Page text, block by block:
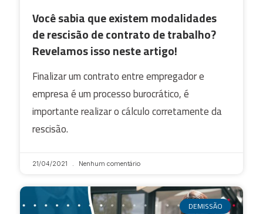
Você sabia que existem modalidades
de rescisão de contrato de trabalho?
Revelamos isso neste artigo!
Finalizar um contrato entre empregador e
empresa é um processo burocrático, é
importante realizar o cálculo corretamente da
rescisão.
21/04/2021 Nenhum comentário
DEMISSÃO